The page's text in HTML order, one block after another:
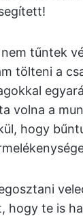
tűntek
tölteni a
volna a
hogy
hogy te is